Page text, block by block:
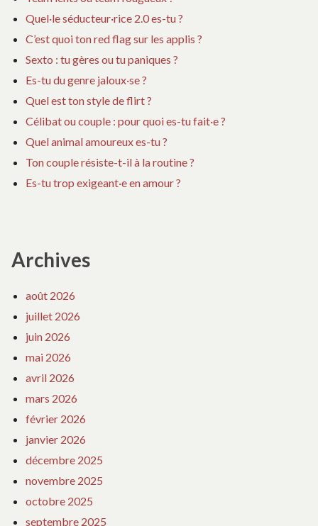
Quel·le séducteur·rice 2.0 es-tu ?
C’est quoi ton red flag sur les applis ?
Sexto : tu gères ou tu paniques ?
Es-tu du genre jaloux·se ?
Quel est ton style de flirt ?
Célibat ou couple : pour quoi es-tu fait·e ?
Quel animal amoureux es-tu ?
Ton couple résiste-t-il à la routine ?
Es-tu trop exigeant·e en amour ?
Archives
août 2026
juillet 2026
juin 2026
mai 2026
avril 2026
mars 2026
février 2026
janvier 2026
décembre 2025
novembre 2025
octobre 2025
septembre 2025